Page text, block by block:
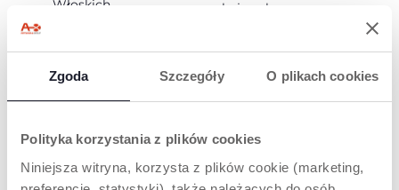
Zgoda Szczegóły O plikach cookies
Polityka korzystania z plików cookies
Niniejsza witryna, korzysta z plików cookie (marketing,
Włoskich
regulować na trzech
różnych
wysokościach,
dostosowując ją do
pokoju zabaw po
towarzyskich.